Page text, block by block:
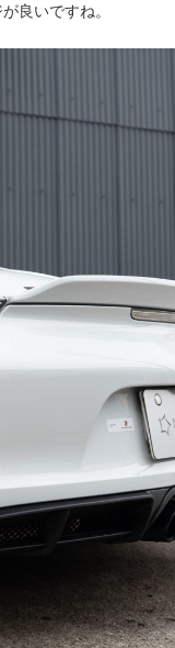
良いですね。